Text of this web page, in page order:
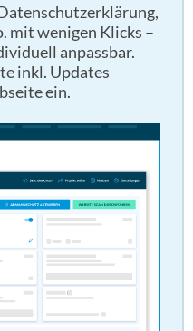
mit wenigen Klicks –
anpassbar.
inkl. Updates
ein.